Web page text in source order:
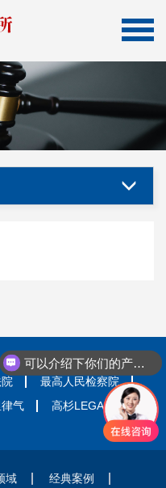
最高人民检察院
气
高杉LEGAL
域
经典案例
可以介绍下你们的产品么